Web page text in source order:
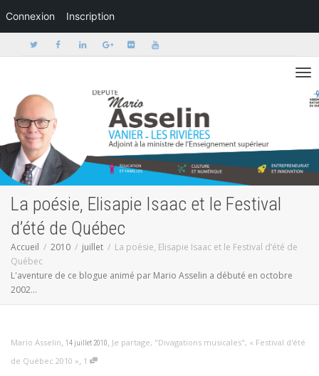
Connexion Inscription
Activer/
La poésie, Elisapie Isaac et le Festival
d’été de Québec
Accueil 2010 juillet
La poésie, Elisapie Isaac et le Festival d’été de
Québec
L'aventure de ce blogue animé par Mario Asselin a débuté en octobre
2002...
Mario Asselin, 14 juillet 2010, Je partage, "Divagations musicales", « Festival d'été
de Québec 2010 », 1